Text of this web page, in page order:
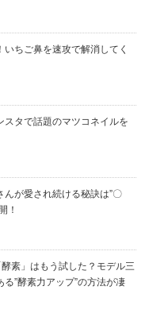
ちご鼻を速攻で解消してく
タで話題のマツコネイルを
が愛され続ける秘訣は”〇
！
素」はもう試した？モデル三
”酵素力アップ”の方法が凄